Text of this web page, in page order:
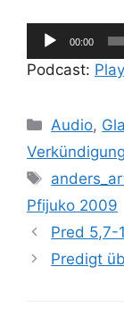
Audio-
Player
00:00
Podcast:
Audio,
Pfijuko 2009
Pred 5,7-
Predigt